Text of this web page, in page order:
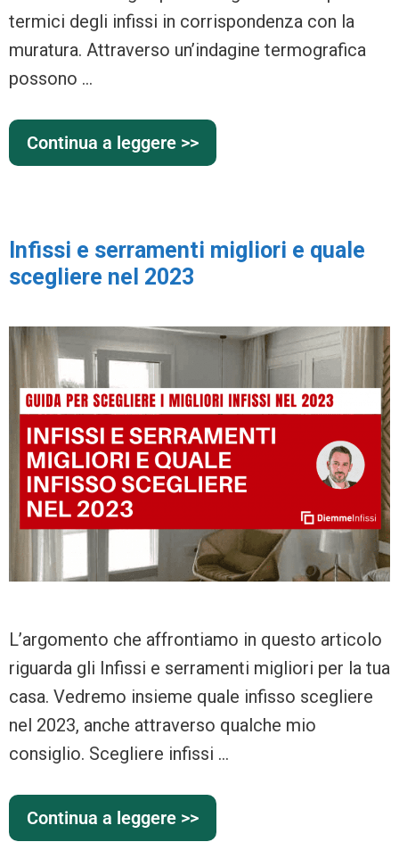
termici degli infissi in corrispondenza con la
muratura. Attraverso un’indagine termografica
possono …
Continua a leggere >>
Infissi e serramenti migliori e quale
scegliere nel 2023
L’argomento che affrontiamo in questo articolo
riguarda gli Infissi e serramenti migliori per la tua
casa. Vedremo insieme quale infisso scegliere
nel 2023, anche attraverso qualche mio
consiglio. Scegliere infissi …
Continua a leggere >>